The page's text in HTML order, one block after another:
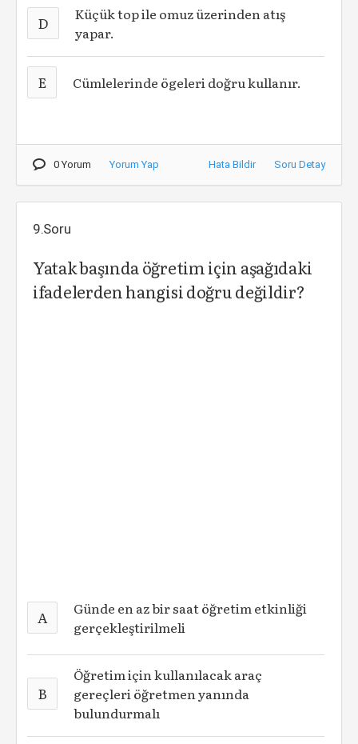
D
Küçük top ile omuz üzerinden atış
yapar.
E Cümlelerinde ögeleri doğru kullanır.
0 Yorum Yorum Yap Hata Bildir Soru Detay
9.Soru
Yatak başında öğretim için aşağıdaki
ifadelerden hangisi doğru değildir?
A
Günde en az bir saat öğretim etkinliği
gerçekleştirilmeli
B
Öğretim için kullanılacak araç
gereçleri öğretmen yanında
bulundurmalı